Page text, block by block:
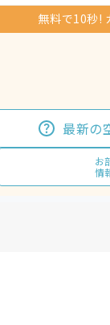
無料で10秒!
最新の
お
情